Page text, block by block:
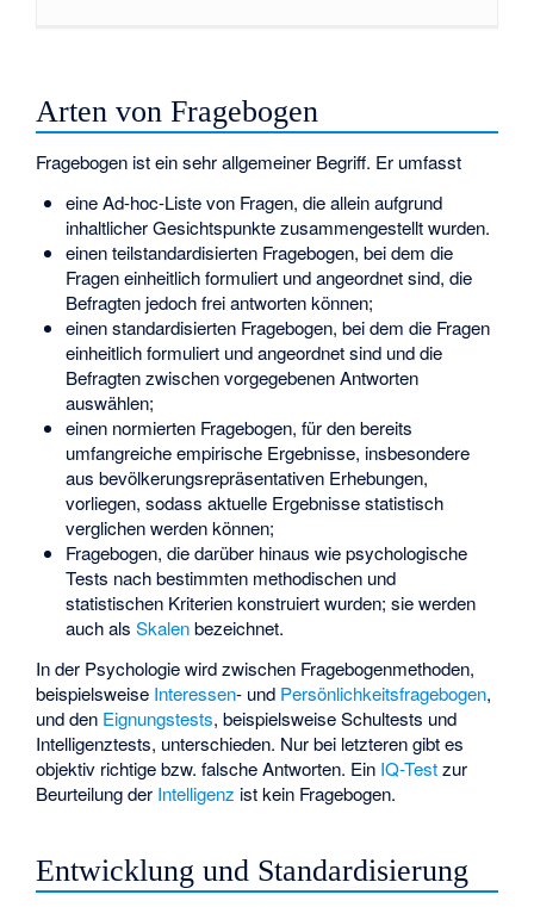
Arten von Fragebogen
Fragebogen ist ein sehr allgemeiner Begriff. Er umfasst
eine Ad-hoc-Liste von Fragen, die allein aufgrund
inhaltlicher Gesichtspunkte zusammengestellt wurden.
einen teilstandardisierten Fragebogen, bei dem die
Fragen einheitlich formuliert und angeordnet sind, die
Befragten jedoch frei antworten können;
einen standardisierten Fragebogen, bei dem die Fragen
einheitlich formuliert und angeordnet sind und die
Befragten zwischen vorgegebenen Antworten
auswählen;
einen normierten Fragebogen, für den bereits
umfangreiche empirische Ergebnisse, insbesondere
aus bevölkerungsrepräsentativen Erhebungen,
vorliegen, sodass aktuelle Ergebnisse statistisch
verglichen werden können;
Fragebogen, die darüber hinaus wie psychologische
Tests nach bestimmten methodischen und
statistischen Kriterien konstruiert wurden; sie werden
auch als Skalenbezeichnet.
In der Psychologie wird zwischen Fragebogenmethoden,
beispielsweise Interessen- und Persönlichkeitsfragebogen,
und den Eignungstests, beispielsweise Schultests und
Intelligenztests, unterschieden. Nur bei letzteren gibt es
objektiv richtige bzw. falsche Antworten. Ein IQ-Testzur
Beurteilung der Intelligenz ist kein Fragebogen.
Entwicklung und Standardisierung